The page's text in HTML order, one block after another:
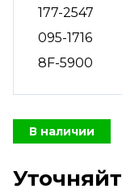
177-2547
095-1716
8F-5900
В наличии